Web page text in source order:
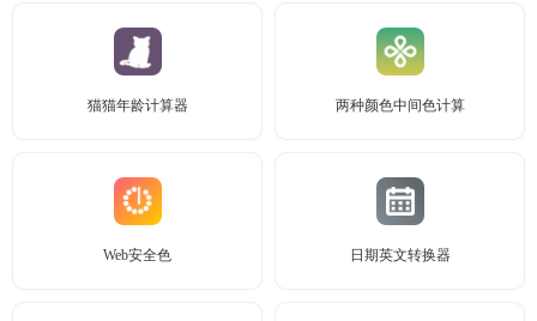
猫猫年龄计算器 两种颜色中间色计算
Web安全色 日期英文转换器